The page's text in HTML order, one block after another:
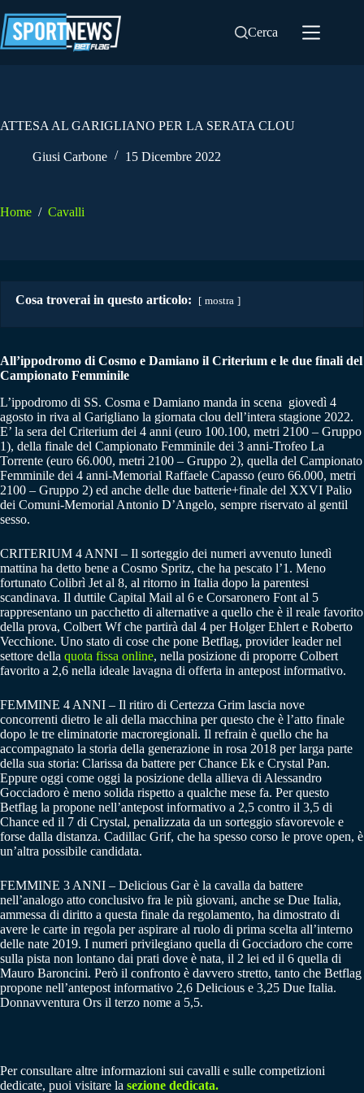
al
contenuto
Cerca
ATTESA AL GARIGLIANO PER LA SERATA CLOU
Giusi Carbone 15 Dicembre 2022
Home / Cavalli
Cosa troverai in questo articolo: mostra
All’ippodromo di Cosmo e Damiano il Criterium e le due finali del
Campionato Femminile
L’ippodromo di SS. Cosma e Damiano manda in scena giovedì 4
agosto in riva al Garigliano la giornata clou dell’intera stagione 2022.
E’ la sera del Criterium dei 4 anni (euro 100.100, metri 2100 – Gruppo
1), della finale del Campionato Femminile dei 3 anni-Trofeo La
Torrente (euro 66.000, metri 2100 – Gruppo 2), quella del Campionato
Femminile dei 4 anni-Memorial Raffaele Capasso (euro 66.000, metri
2100 – Gruppo 2) ed anche delle due batterie+finale del XXVI Palio
dei Comuni-Memorial Antonio D’Angelo, sempre riservato al gentil
sesso.
CRITERIUM 4 ANNI – Il sorteggio dei numeri avvenuto lunedì
mattina ha detto bene a Cosmo Spritz, che ha pescato l’1. Meno
fortunato Colibrì Jet al 8, al ritorno in Italia dopo la parentesi
scandinava. Il duttile Capital Mail al 6 e Corsaronero Font al 5
rappresentano un pacchetto di alternative a quello che è il reale favorito
della prova, Colbert Wf che partirà dal 4 per Holger Ehlert e Roberto
Vecchione. Uno stato di cose che pone Betflag, provider leader nel
settore della quota fissa online, nella posizione di proporre Colbert
favorito a 2,6 nella ideale lavagna di offerta in antepost informativo.
FEMMINE 4 ANNI – Il ritiro di Certezza Grim lascia nove
concorrenti dietro le ali della macchina per questo che è l’atto finale
dopo le tre eliminatorie macroregionali. Il refrain è quello che ha
accompagnato la storia della generazione in rosa 2018 per larga parte
della sua storia: Clarissa da battere per Chance Ek e Crystal Pan.
Eppure oggi come oggi la posizione della allieva di Alessandro
Gocciadoro è meno solida rispetto a qualche mese fa. Per questo
Betflag la propone nell’antepost informativo a 2,5 contro il 3,5 di
Chance ed il 7 di Crystal, penalizzata da un sorteggio sfavorevole e
forse dalla distanza. Cadillac Grif, che ha spesso corso le prove open, è
un’altra possibile candidata.
FEMMINE 3 ANNI – Delicious Gar è la cavalla da battere
nell’analogo atto conclusivo fra le più giovani, anche se Due Italia,
ammessa di diritto a questa finale da regolamento, ha dimostrato di
avere le carte in regola per aspirare al ruolo di prima scelta all’interno
delle nate 2019. I numeri privilegiano quella di Gocciadoro che corre
sulla pista non lontano dai prati dove è nata, il 2 lei ed il 6 quella di
Mauro Baroncini. Però il confronto è davvero stretto, tanto che Betflag
propone nell’antepost informativo 2,6 Delicious e 3,25 Due Italia.
Donnavventura Ors il terzo nome a 5,5.
Per consultare altre informazioni sui cavalli e sulle competizioni
dedicate, puoi visitare la sezione dedicata.